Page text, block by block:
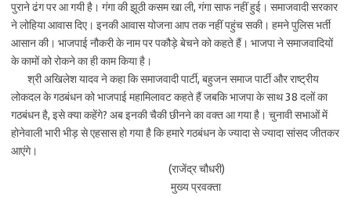
पुराने ढंग पर आ गयी है। गंगा की झूठी कसम खा ली, गंगा साफ नहीं हुई। समाजवादी सरकार
ने लोहिया आवास दिए। इनकी आवास योजना आप तक नहीं पहुंच सकी। हमने पुलिस भर्ती
आसान की। भाजपाई नौकरी के नाम पर पकौड़े बेचने को कहते हैं। भाजपा ने समाजवादियों
के कामों को रोकने का ही काम किया है।
श्री अखिलेश यादव ने कहा कि समाजवादी पार्टी, बहुजन समाज पार्टी और राष्ट्रीय
लोकदल के गठबंधन को भाजपाई महामिलावट कहते हैं जबकि भाजपा के साथ 38 दलों का
गठबंधन है, इसे क्या कहेंगे? अब इनकी चैकी छीनने का वक्त आ गया है। चुनावी सभाओं में
होनेवाली भारी भीड़ से एहसास हो गया है कि हमारे गठबंधन के ज्यादा से ज्यादा सांसद जीतकर
आएंगे।
(राजेंद्र चौधरी)
मुख्य प्रवक्ता